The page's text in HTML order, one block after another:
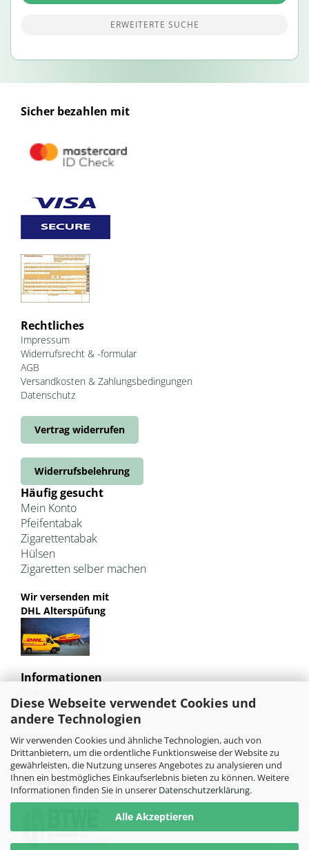
Diese Webseite verwendet Cookies und
andere Technologien
Wir verwenden Cookies und ähnliche Technologien, auch von
Drittanbietern, um die ordentliche Funktionsweise der Website zu
gewährleisten, die Nutzung unseres Angebotes zu analysieren und
Ihnen ein bestmögliches Einkaufserlebnis bieten zu können. Weitere
Informationen finden Sie in unserer Datenschutzerklärung.
Alle Akzeptieren
ERWEITERTE SUCHE
Sicher bezahlen mit
Rechtliches
Impressum
Widerrufsrecht & -formular
AGB
Versandkosten & Zahlungsbedingungen
Datenschutz
Vertrag widerrufen
Widerrufsbelehrung
Häufig gesucht
Mein Konto
Pfeifentabak
Zigarettentabak
Hülsen
Zigaretten selber machen
Wir versenden mit
DHL Alterspüfung
Informationen
Jugendschutz
Bild und Markenrechte
Tabak Pedia
Weiterleitung von HU-Tobacco
Mitglied im
Handelsverband Bayern